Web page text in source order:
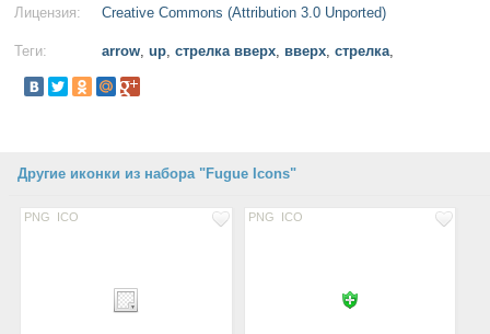
Лицензия: Creative Commons (Attribution 3.0 Unported)
Теги: arrow, up, стрелка вверх, вверх, стрелка,
Другие иконки из набора "Fugue Icons"
PNG ICO PNG ICO